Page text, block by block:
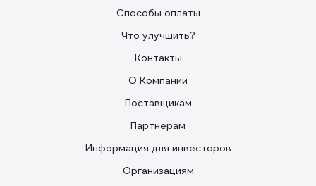
Способы оплаты
Что улучшить?
Контакты
О Компании
Поставщикам
Партнерам
Информация для инвесторов
Организациям